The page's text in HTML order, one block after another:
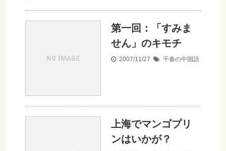
第一回：「すみま
せん」のキモチ
2007/11/27 千春の中国語
上海でマンゴプリ
ンはいかが？